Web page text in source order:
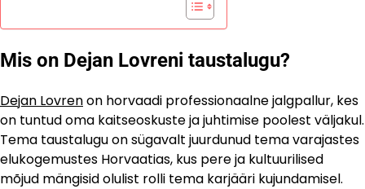
Mis on Dejan Lovreni taustalugu?
Dejan Lovrenon horvaadi professionaalne jalgpallur, kes
on tuntud oma kaitseoskuste ja juhtimise poolest väljakul.
Tema taustalugu on sügavalt juurdunud tema varajastes
elukogemustes Horvaatias, kus pere ja kultuurilised
mõjud mängisid olulist rolli tema karjääri kujundamisel.